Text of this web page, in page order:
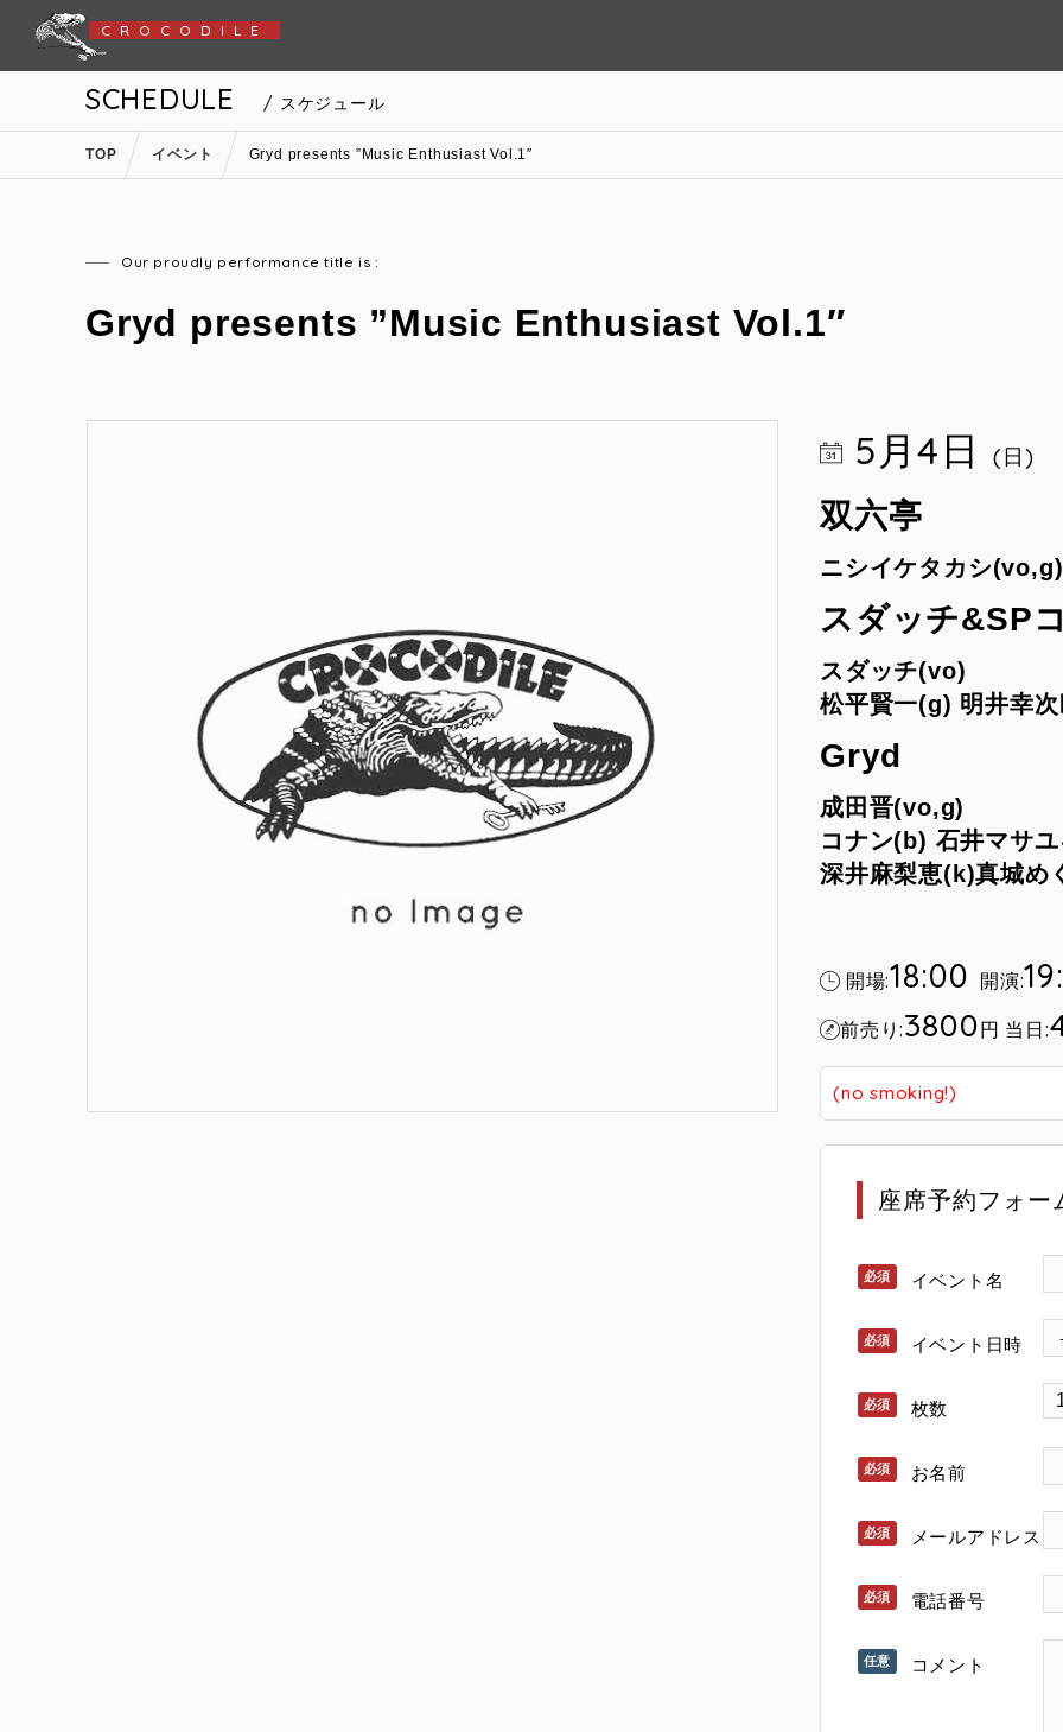
CROCODILE
SCHEDULE / スケジュール
TOP イベント Gryd presents ”Music Enthusiast Vol.1″
Our proudly performance title is :
Gryd presents ”Music Enthusiast Vol.1″
5月4日(日)
双六亭
ニシイケタカシ
スダッチ&SP
スダッチ(vo)
松平賢一(g) 明井幸
Gryd
成田晋(vo,g)
コナン(b) 石井マサ
深井麻梨恵(k)真城め
開場:18:00 開演:
前売り:3800円 当日:
(no smoking!)
座席予約フォー
イベント名
イベント日時
枚数
お名前
メールアドレス
電話番号
コメント